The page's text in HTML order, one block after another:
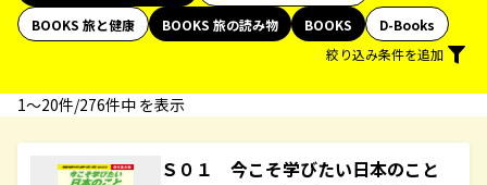
BOOKS 旅と健康
BOOKS 旅の読み物 BOOKS
D-Books
絞り込み条件を追加
1〜20件/276件中 を表示
Ｓ０１ 今こそ学びたい日本のこと